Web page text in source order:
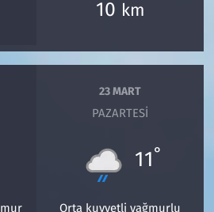
10 km
23 MART
PAZARTESI
11°
Orta kuvvetli yağmurlu